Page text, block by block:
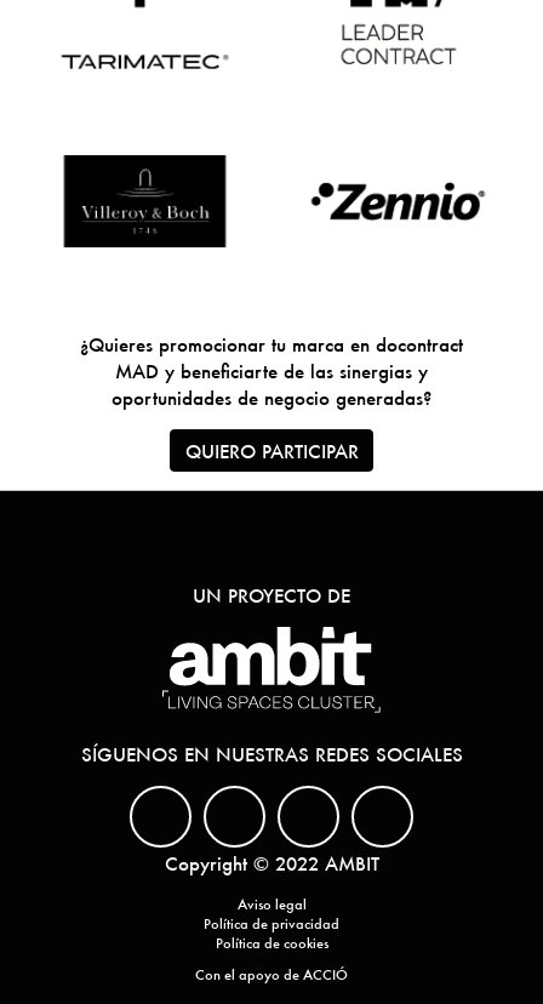
¿Quieres promocionar tu marca en docontract
MAD y beneficiarte de las sinergias y
oportunidades de negocio generadas?
QUIERO PARTICIPAR
UN PROYECTO DE
SÍGUENOS EN NUESTRAS REDES SOCIALES
Copyright © 2022 AMBIT
Aviso legal
Política de privacidad
Política de cookies
Con el apoyo de ACCIÓ